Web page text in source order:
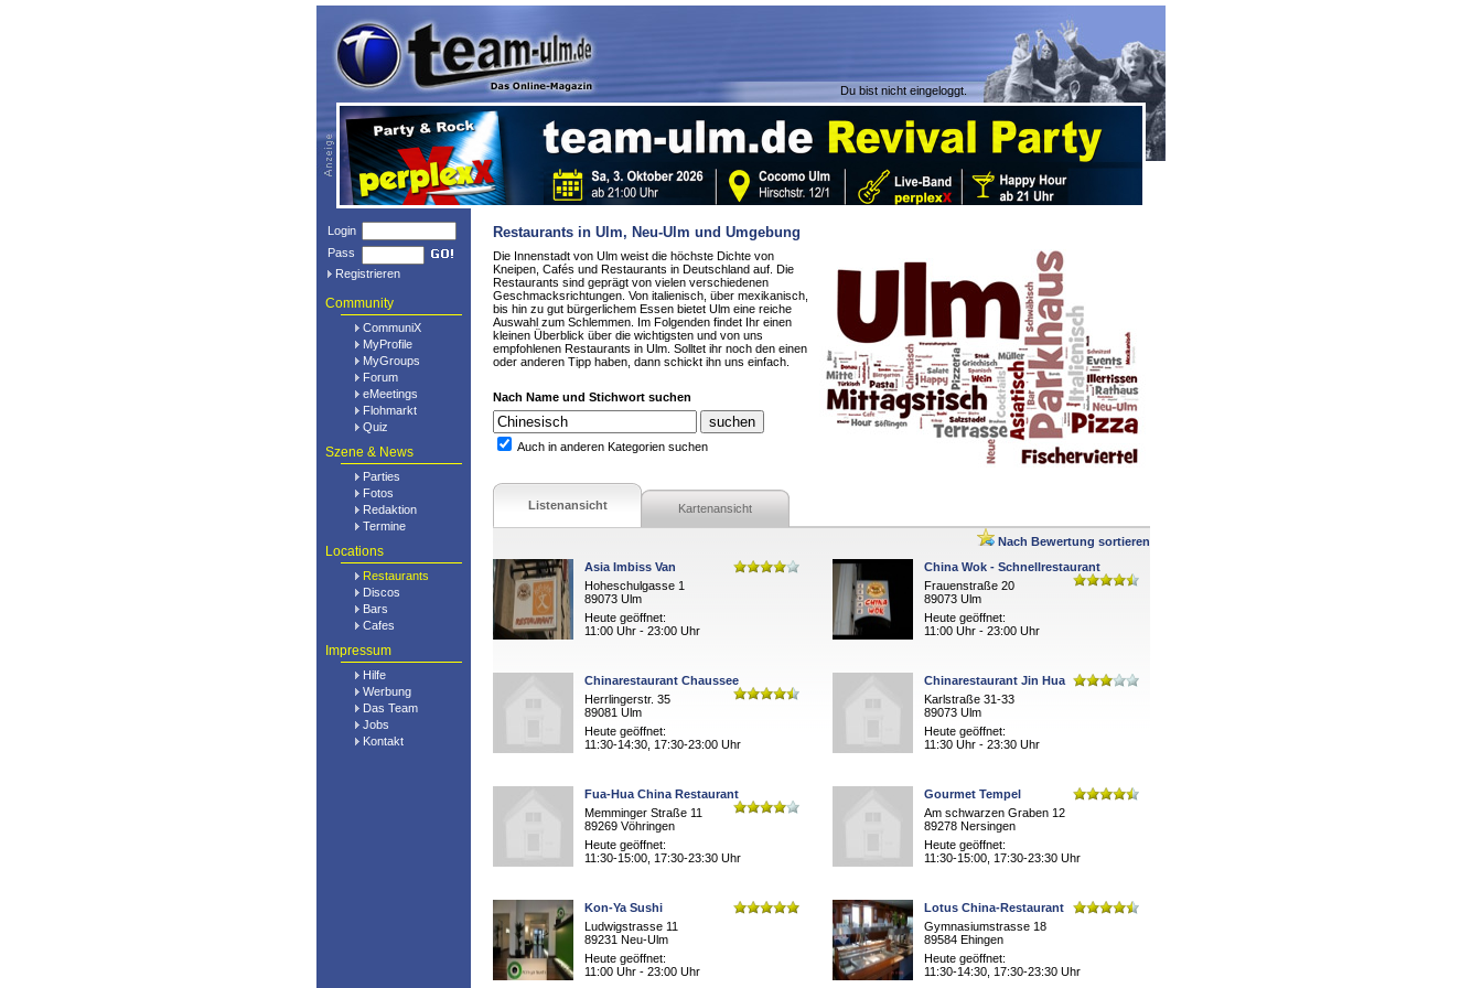
Du bist nicht eingeloggt.
Login
Pass
Registrieren
Community
CommuniX
MyProfile
MyGroups
Forum
eMeetings
Flohmarkt
Quiz
Szene & News
Parties
Fotos
Redaktion
Termine
Locations
Restaurants
Discos
Bars
Cafes
Impressum
Hilfe
Werbung
Das Team
Jobs
Kontakt
Restaurants in Ulm, Neu-Ulm und Umgebung
Die Innenstadt von Ulm weist die höchste Dichte von
Kneipen, Cafés und Restaurants in Deutschland auf. Die
Restaurants sind geprägt von vielen verschiedenen
Geschmacksrichtungen. Von italienisch, über mexikanisch,
bis hin zu gut bürgerlichem Essen bietet Ulm eine reiche
Auswahl zum Schlemmen. Im Folgenden findet Ihr einen
kleinen Überblick über die wichtigsten und von uns
empfohlenen Restaurants in Ulm. Solltet ihr noch den einen
oder anderen Tipp haben, dann schickt ihn uns einfach.
Nach Name und Stichwort suchen
Auch in anderen Kategorien suchen
Listenansicht Kartenansicht
Nach Bewertung sortieren
Asia Imbiss Van
Hoheschulgasse 1
89073 Ulm
Heute geöffnet:
11:00 Uhr - 23:00 Uhr
China Wok - Schnellrestaurant
Frauenstraße 20
89073 Ulm
Heute geöffnet:
11:00 Uhr - 23:00 Uhr
Chinarestaurant Chaussee
Herrlingerstr. 35
89081 Ulm
Heute geöffnet:
11:30-14:30, 17:30-23:00 Uhr
Chinarestaurant Jin Hua
Karlstraße 31-33
89073 Ulm
Heute geöffnet:
11:30 Uhr - 23:30 Uhr
Fua-Hua China Restaurant
Memminger Straße 11
89269 Vöhringen
Heute geöffnet:
11:30-15:00, 17:30-23:30 Uhr
Gourmet Tempel
Am schwarzen Graben 12
89278 Nersingen
Heute geöffnet:
11:30-15:00, 17:30-23:30 Uhr
Kon-Ya Sushi
Ludwigstrasse 11
89231 Neu-Ulm
Heute geöffnet:
11:00 Uhr - 23:00 Uhr
Lotus China-Restaurant
Gymnasiumstrasse 18
89584 Ehingen
Heute geöffnet:
11:30-14:30, 17:30-23:30 Uhr